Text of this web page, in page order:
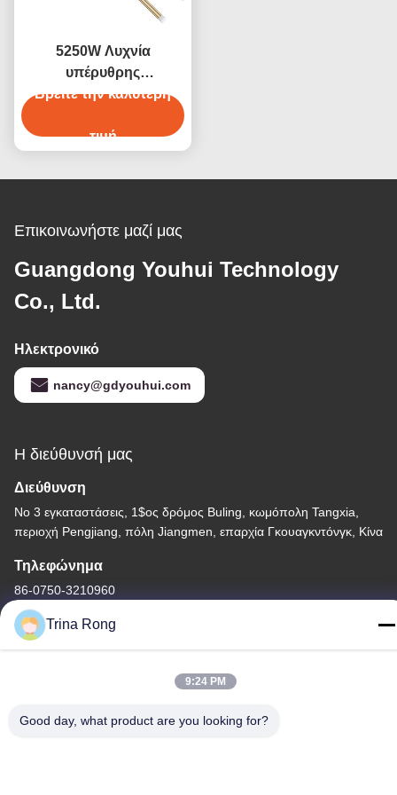
5250W Λυχνία
υπέρυθρης
ακτινοβολίας μεσαίου
επιχρυσωμένη
Βρείτε την καλύτερη
τιμή
Επικοινωνήστε μαζί μας
Guangdong Youhui Technology
Co., Ltd.
Ηλεκτρονικό
nancy@gdyouhui.com
Η διεύθυνσή μας
Διεύθυνση
Νο 3 εγκαταστάσεις, 1$ος δρόμος Buling, κωμόπολη Tangxia,
περιοχή Pengjiang, πόλη Jiangmen, επαρχία Γκουαγκντόνγκ, Κίνα
Τηλεφώνημα
86-0750-3210960
Κίνα Καλή ποιότητα Λαμπτήρες αλόγονου IR Προμηθευτής. -2026
Trina Rong
9:24 PM
Good day, what product are you looking for?